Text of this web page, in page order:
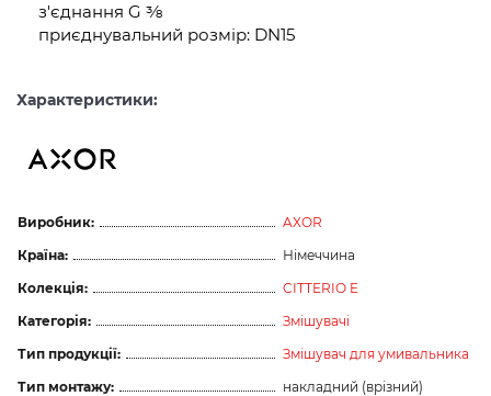
з'єднання G ⅜
приєднувальний розмір: DN15
Характеристики:
Виробник:
AXOR
Країна:
Німеччина
Колекція:
CITTERIO E
Категорія:
Змішувачі
Тип продукції:
Змішувач для умивальника
Тип монтажу:
накладний (врізний)